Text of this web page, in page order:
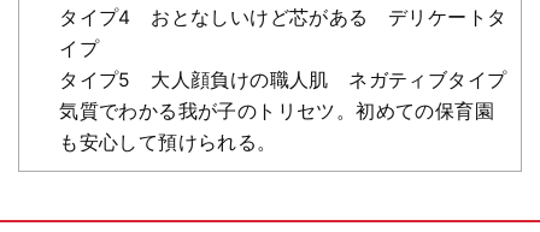
タイプ4 おとなしいけど芯がある デリケートタ
イプ
タイプ5 大人顔負けの職人肌 ネガティブタイプ
気質でわかる我が子のトリセツ。初めての保育園
も安心して預けられる。